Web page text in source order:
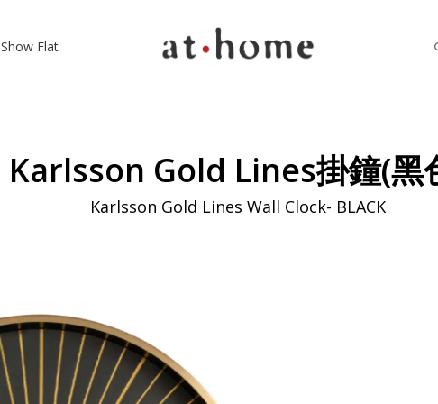
Show Flat
Karlsson Gold Lines掛鐘(黑
Karlsson Gold Lines Wall Clock- BLACK